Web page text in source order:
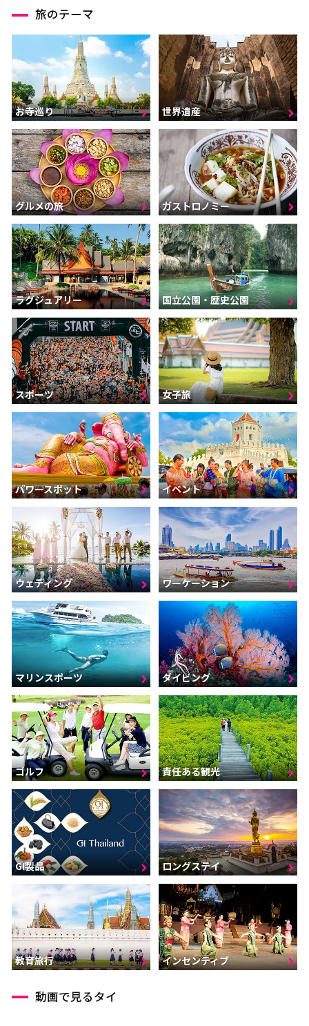
旅のテーマ
お寺巡り 世界遺産
グルメの旅 ガストロノミー
ラグジュアリー 国立公園・歴史公園
スポーツ 女子旅
パワースポット イベント
ウェディング ワーケーション
マリンスポーツ ダイビング
ゴルフ 責任ある観光
GI製品 ロングステイ
教育旅行 インセンティブ
動画で見るタイ